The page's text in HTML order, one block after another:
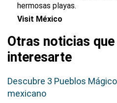
hermosas playas.
Visit México
Otras noticias que
interesarte
Descubre 3 Pueblos
mexicano